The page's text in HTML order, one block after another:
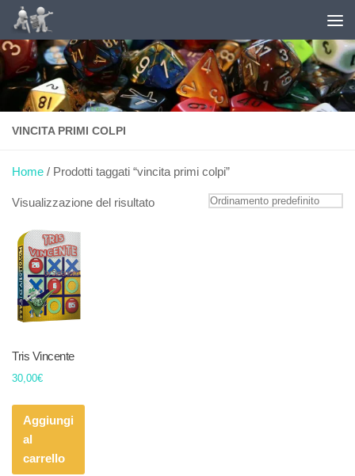
Salta al contenuto
VINCITA PRIMI COLPI
Home / Prodotti taggati “vincita primi colpi”
Visualizzazione del risultato
Tris Vincente
30,00€
Aggiungi
al
carrello
+18 Puoi giocare solo se maggiorenne - Il gioco
può causare dipendenza patologica -
Consulta leprobabilità di vincita sito ADM